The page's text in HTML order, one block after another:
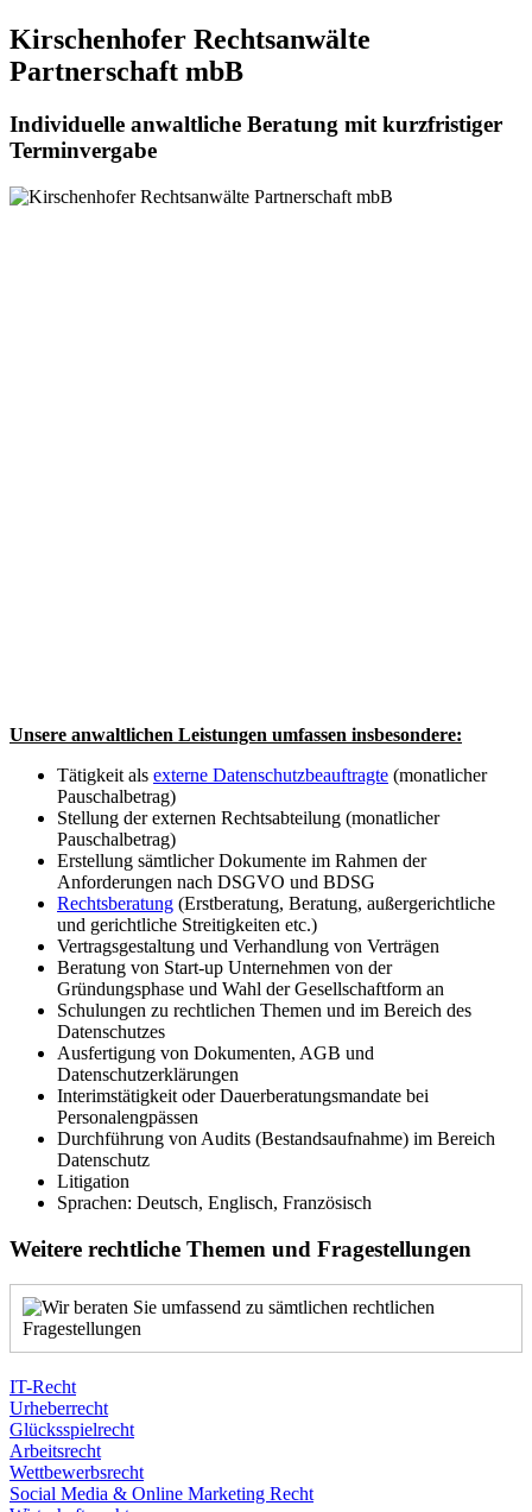
Kirschenhofer Rechtsanwälte
Partnerschaft mbB
Individuelle anwaltliche Beratung mit kurzfristiger
Terminvergabe
Unsere anwaltlichen Leistungen umfassen insbesondere:
Tätigkeit als externe Datenschutzbeauftragte (monatlicher
Pauschalbetrag)
Stellung der externen Rechtsabteilung (monatlicher
Pauschalbetrag)
Erstellung sämtlicher Dokumente im Rahmen der
Anforderungen nach DSGVO und BDSG
Rechtsberatung (Erstberatung, Beratung, außergerichtliche
und gerichtliche Streitigkeiten etc.)
Vertragsgestaltung und Verhandlung von Verträgen
Beratung von Start-up Unternehmen von der
Gründungsphase und Wahl der Gesellschaftform an
Schulungen zu rechtlichen Themen und im Bereich des
Datenschutzes
Ausfertigung von Dokumenten, AGB und
Datenschutzerklärungen
Interimstätigkeit oder Dauerberatungsmandate bei
Personalengpässen
Durchführung von Audits (Bestandsaufnahme) im Bereich
Datenschutz
Litigation
Sprachen: Deutsch, Englisch, Französisch
Weitere rechtliche Themen und Fragestellungen
IT-Recht
Urheberrecht
Glücksspielrecht
Arbeitsrecht
Wettbewerbsrecht
Social Media & Online Marketing Recht